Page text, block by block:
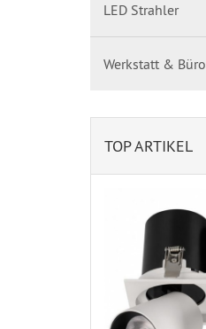
LED Strahler
Werkstatt & Büro
TOP ARTIKEL